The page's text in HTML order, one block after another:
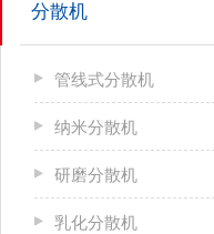
分散机
管线式分散机
纳米分散机
研磨分散机
乳化分散机